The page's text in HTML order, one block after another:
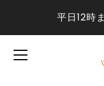
平日12時